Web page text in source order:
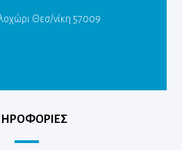
Θεσ/νίκη 57009